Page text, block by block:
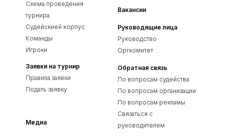
Схема проведения
турнира
Судейскией корпус
Команды
Игроки
Заявки на турнир
Правила заявки
Подать заявку
Медиа
Вакансии
Руководящие лица
Руководство
Оргкомитет
Обратная связь
По вопросам судейства
По вопросам организации
По вопросам рекламы
Связаться с
руководителем